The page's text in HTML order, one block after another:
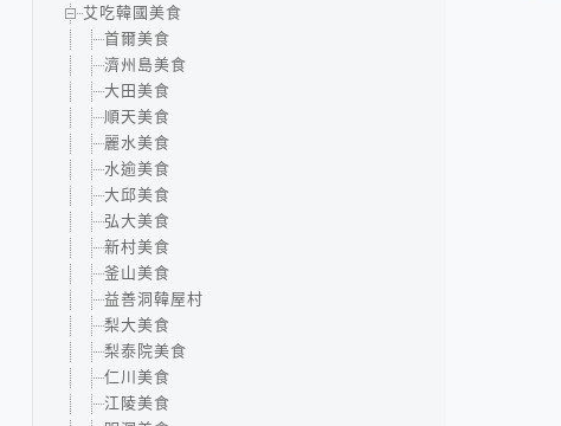
艾吃韓國美食
首爾美食
濟州島美食
大田美食
順天美食
麗水美食
水逾美食
大邱美食
弘大美食
新村美食
釜山美食
益善洞韓屋村
梨大美食
梨泰院美食
仁川美食
江陵美食